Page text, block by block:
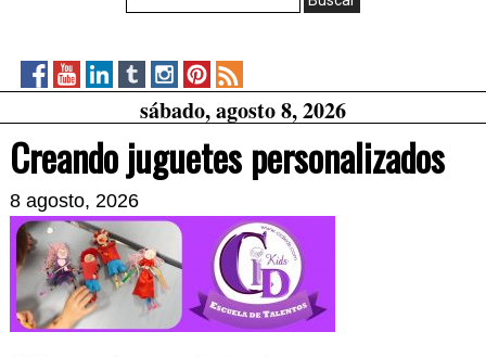
CidKidsen
CidKids
YouTube
CidKids
LinkedIn
CidKids
Tumblr
CidKids
on
Instagram
CidKids
on
Pinterest
RSS
Feed
sábado, agosto 8, 2026
Creando juguetes personalizados
8 agosto, 2026